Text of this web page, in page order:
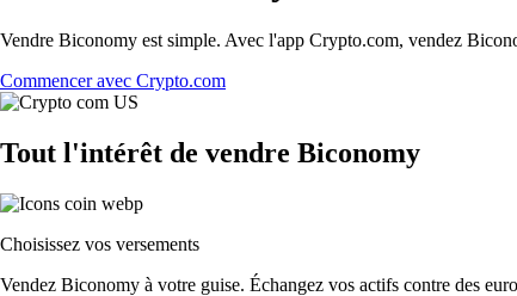
Vendre Biconomy est simple. Avec l'app Crypto.com, vendez
Commencer avec Crypto.com
Tout l'intérêt de vendre Biconomy
Choisissez vos versements
Vendez Biconomy à votre guise. Échangez vos actifs contre des